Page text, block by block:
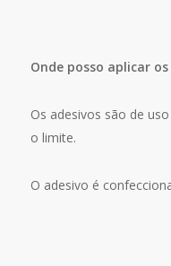
Onde posso aplicar
Os adesivos são de
o limite.
O adesivo é